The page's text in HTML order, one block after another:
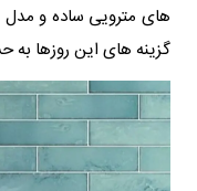
های مترویی ساده و مدل
گزینه های این روزها به